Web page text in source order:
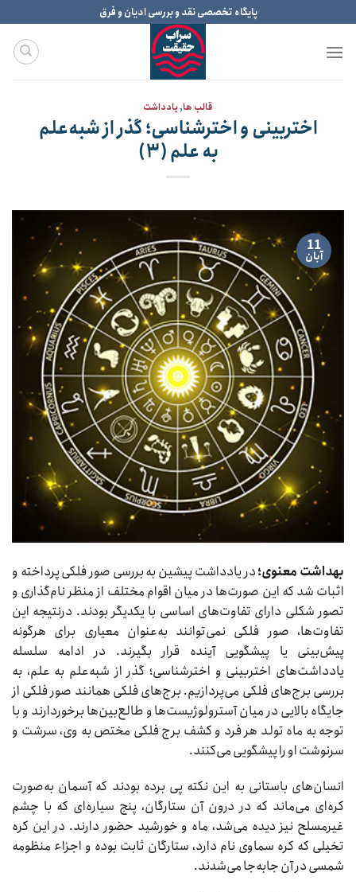
to
content
پایگاه تخصصی نقد و بررسی ادیان و فرق
قالب ها,یادداشت
اختربینی و اخترشناسی؛ گذر از شبه‌علم
به علم (۳)
11
آبان
بهداشت معنوی؛در یادداشت پیشین به بررسی صور فلکی پرداخته و
اثبات شد که این صورت‌ها در میان اقوام مختلف از منظر نام‌گذاری و
تصور شکلی دارای تفاوت‌های اساسی با یکدیگر بودند. درنتیجه این
تفاوت‌ها، صور فلکی نمی‌توانند به‌عنوان معیاری برای هرگونه
پیش‌بینی یا پیشگویی آینده قرار بگیرند. در ادامه سلسله
یادداشت‌های اختربینی و اخترشناسی؛ گذر از شبه‌علم به علم، به
بررسی برج‌های فلکی می‌پردازیم. برج‌های فلکی همانند صور فلکی از
جایگاه بالایی در میان آسترولوژیست‌ها و طالع‌بین‌ها برخوردارند و با
توجه به ماه تولد هر فرد و کشف برج فلکی مختص به وی، سرشت و
سرنوشت او را پیشگویی می‌کنند.
انسان‌های باستانی به این نکته پی برده بودند که آسمان به‌صورت
کره‌ای می‌ماند که در درون آن ستارگان، پنج سیاره‌ای که با چشم
غیرمسلح نیز دیده می‌شد، ماه و خورشید حضور دارند. در این کره
تخیلی که کره سماوی نام دارد، ستارگان ثابت بوده و اجزاء منظومه
شمسی در آن جابه‌جا می‌شدند.